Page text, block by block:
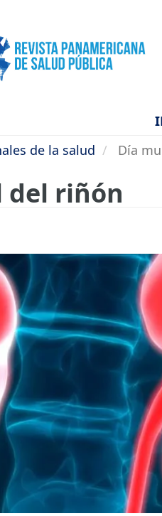
de la salud Día
del riñón